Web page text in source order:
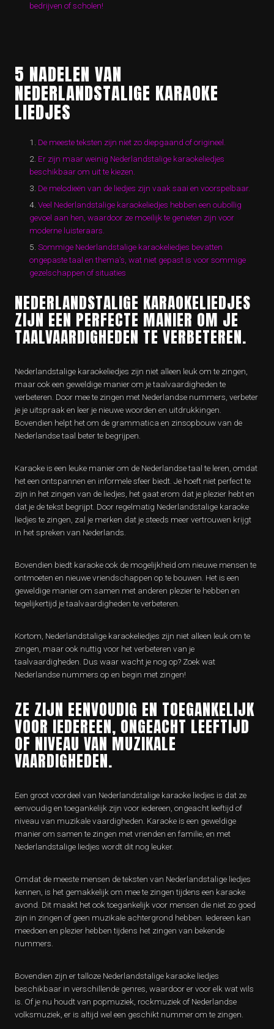
bedrijven of scholen!
5 NADELEN VAN
NEDERLANDSTALIGE KARAOKE
LIEDJES
De meeste teksten zijn niet zo diepgaand of origineel.
Er zijn maar weinig Nederlandstalige karaokeliedjes
beschikbaar om uit te kiezen.
De melodieën van de liedjes zijn vaak saai en voorspelbaar.
Veel Nederlandstalige karaokeliedjes hebben een oubollig
gevoel aan hen, waardoor ze moeilijk te genieten zijn voor
moderne luisteraars.
Sommige Nederlandstalige karaokeliedjes bevatten
ongepaste taal en thema’s, wat niet gepast is voor sommige
gezelschappen of situaties
NEDERLANDSTALIGE KARAOKELIEDJES
ZIJN EEN PERFECTE MANIER OM JE
TAALVAARDIGHEDEN TE VERBETEREN.
Nederlandstalige karaokeliedjes zijn niet alleen leuk om te zingen,
maar ook een geweldige manier om je taalvaardigheden te
verbeteren. Door mee te zingen met Nederlandse nummers, verbeter
je je uitspraak en leer je nieuwe woorden en uitdrukkingen.
Bovendien helpt het om de grammatica en zinsopbouw van de
Nederlandse taal beter te begrijpen.
Karaoke is een leuke manier om de Nederlandse taal te leren, omdat
het een ontspannen en informele sfeer biedt. Je hoeft niet perfect te
zijn in het zingen van de liedjes, het gaat erom dat je plezier hebt en
dat je de tekst begrijpt. Door regelmatig Nederlandstalige karaoke
liedjes te zingen, zal je merken dat je steeds meer vertrouwen krijgt
in het spreken van Nederlands.
Bovendien biedt karaoke ook de mogelijkheid om nieuwe mensen te
ontmoeten en nieuwe vriendschappen op te bouwen. Het is een
geweldige manier om samen met anderen plezier te hebben en
tegelijkertijd je taalvaardigheden te verbeteren.
Kortom, Nederlandstalige karaokeliedjes zijn niet alleen leuk om te
zingen, maar ook nuttig voor het verbeteren van je
taalvaardigheden. Dus waar wacht je nog op? Zoek wat
Nederlandse nummers op en begin met zingen!
ZE ZIJN EENVOUDIG EN TOEGANKELIJK
VOOR IEDEREEN, ONGEACHT LEEFTIJD
OF NIVEAU VAN MUZIKALE
VAARDIGHEDEN.
Een groot voordeel van Nederlandstalige karaoke liedjes is dat ze
eenvoudig en toegankelijk zijn voor iedereen, ongeacht leeftijd of
niveau van muzikale vaardigheden. Karaoke is een geweldige
manier om samen te zingen met vrienden en familie, en met
Nederlandstalige liedjes wordt dit nog leuker.
Omdat de meeste mensen de teksten van Nederlandstalige liedjes
kennen, is het gemakkelijk om mee te zingen tijdens een karaoke
avond. Dit maakt het ook toegankelijk voor mensen die niet zo goed
zijn in zingen of geen muzikale achtergrond hebben. Iedereen kan
meedoen en plezier hebben tijdens het zingen van bekende
nummers.
Bovendien zijn er talloze Nederlandstalige karaoke liedjes
beschikbaar in verschillende genres, waardoor er voor elk wat wils
is. Of je nu houdt van popmuziek, rockmuziek of Nederlandse
volksmuziek, er is altijd wel een geschikt nummer om te zingen.